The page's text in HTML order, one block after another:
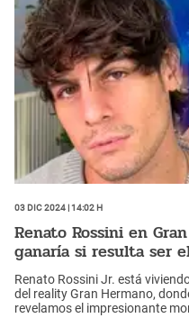
03 Dic 2024 | 14:02 h
Renato Rossini en
ganaría si resulta ser
Renato Rossini Jr. está
del reality Gran Hermano,
revelamos el impresionante